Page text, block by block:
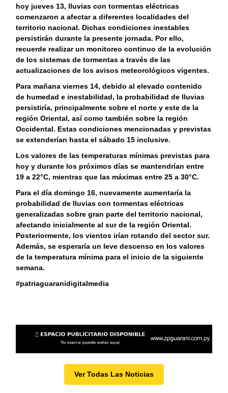
hoy jueves 13, lluvias con tormentas eléctricas
comenzaron a afectar a diferentes localidades del
territorio nacional. Dichas condiciones inestables
persistirán durante la presente jornada. Por ello,
recuerde realizar un monitoreo continuo de la evolución
de los sistemas de tormentas a través de las
actualizaciones de los avisos meteorológicos vigentes.
Para mañana viernes 14, debido al elevado contenido
de humedad e inestabilidad, la probabilidad de lluvias
persistiría, principalmente sobre el norte y este de la
región Oriental, así como también sobre la región
Occidental. Estas condiciones mencionadas y previstas
se extenderían hasta el sábado 15 inclusive.
Los valores de las temperaturas mínimas previstas para
hoy y durante los próximos días se mantendrían entre
19 a 22°C, mientras que las máximas entre 25 a 30°C.
Para el día domingo 16, nuevamente aumentaría la
probabilidad de lluvias con tormentas eléctricas
generalizadas sobre gran parte del territorio nacional,
afectando inicialmente al sur de la región Oriental.
Posteriormente, los vientos irían rotando del sector sur.
Además, se esperaría un leve descenso en los valores
de la temperatura mínima para el inicio de la siguiente
semana.
#patriaguaranidigitalmedia
Ver Todas Las Noticias